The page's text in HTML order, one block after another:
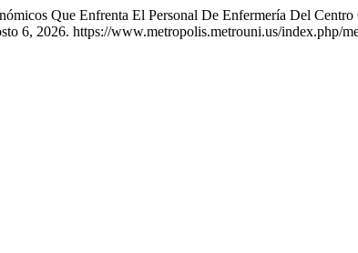
Que Enfrenta El Personal De Enfermería Del Centro
6, 2026. https://www.metropolis.metrouni.us/index.php/